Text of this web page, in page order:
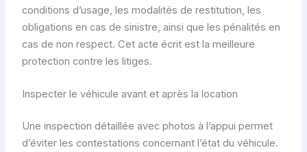
conditions d’usage, les modalités de restitution, les
obligations en cas de sinistre, ainsi que les pénalités en
cas de non respect. Cet acte écrit est la meilleure
protection contre les litiges.
Inspecter le véhicule avant et après la location
Une inspection détaillée avec photos à l’appui permet
d’éviter les contestations concernant l’état du véhicule.